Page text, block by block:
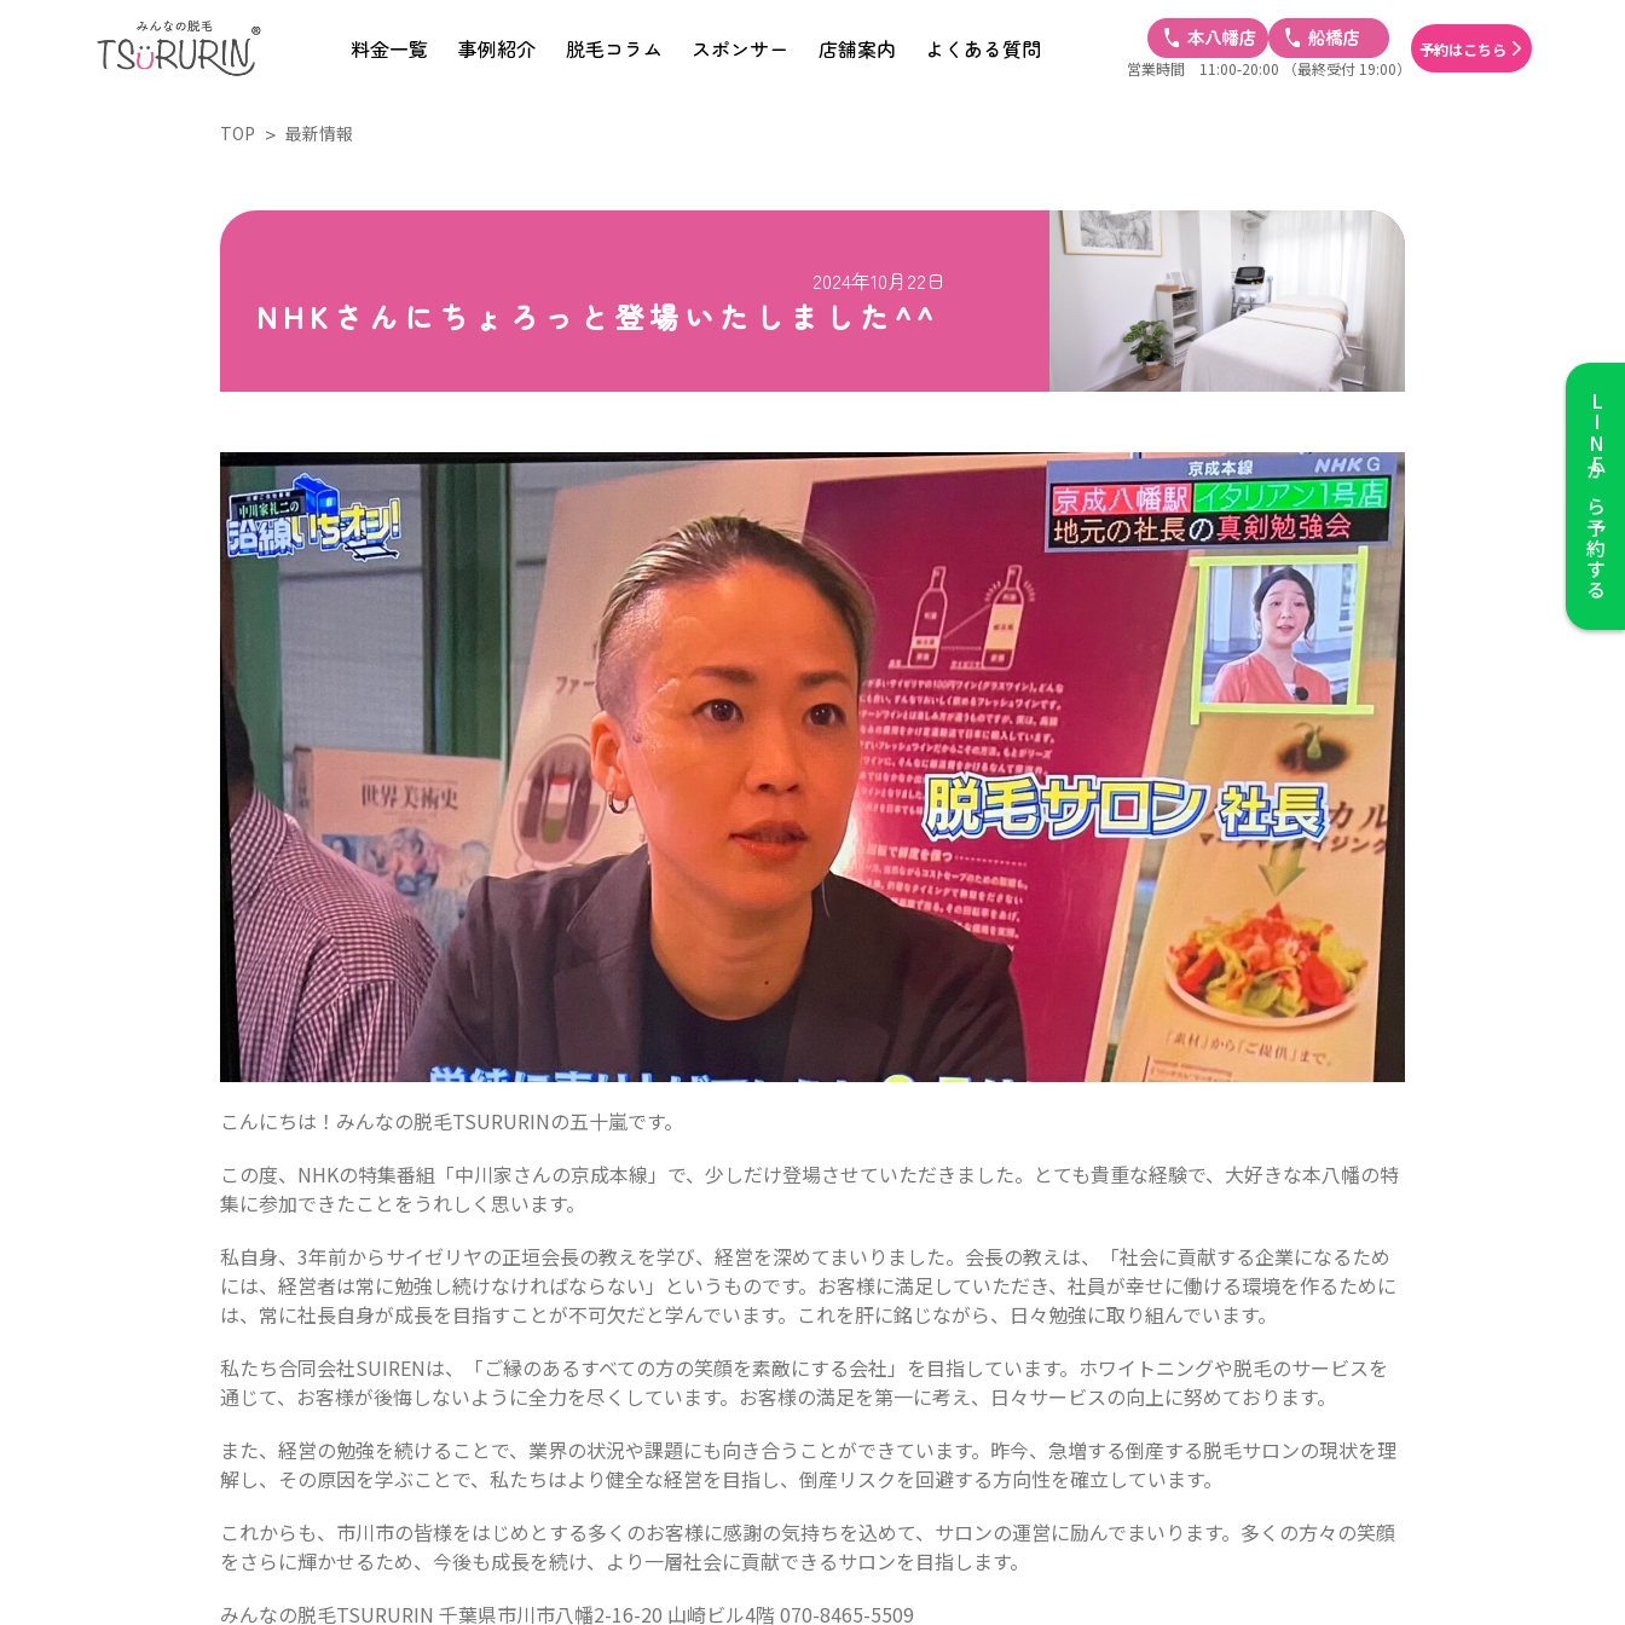
料金一覧 事例紹介 脱毛コラム スポンサー 店舗案内 よくある質問
営業時間 11:00-20:00 （最終受付 19:00）
予約はこちら
LINE
から予約する
TOP 最新情報
2024年10月22日
NHKさんにちょろっと登場いたしました^^
こんにちは！みんなの脱毛TSURURINの五十嵐です。
この度、NHKの特集番組「中川家さんの京成本線」で、少しだけ登場させていただきました。とても貴重な経験で、大好きな本八幡の特
集に参加できたことをうれしく思います。
私自身、3年前からサイゼリヤの正垣会長の教えを学び、経営を深めてまいりました。会長の教えは、「社会に貢献する企業になるため
には、経営者は常に勉強し続けなければならない」というものです。お客様に満足していただき、社員が幸せに働ける環境を作るために
は、常に社長自身が成長を目指すことが不可欠だと学んでいます。これを肝に銘じながら、日々勉強に取り組んでいます。
私たち合同会社SUIRENは、「ご縁のあるすべての方の笑顔を素敵にする会社」を目指しています。ホワイトニングや脱毛のサービスを
通じて、お客様が後悔しないように全力を尽くしています。お客様の満足を第一に考え、日々サービスの向上に努めております。
また、経営の勉強を続けることで、業界の状況や課題にも向き合うことができています。昨今、急増する倒産する脱毛サロンの現状を理
解し、その原因を学ぶことで、私たちはより健全な経営を目指し、倒産リスクを回避する方向性を確立しています。
これからも、市川市の皆様をはじめとする多くのお客様に感謝の気持ちを込めて、サロンの運営に励んでまいります。多くの方々の笑顔
をさらに輝かせるため、今後も成長を続け、より一層社会に貢献できるサロンを目指します。
みんなの脱毛TSURURIN 千葉県市川市八幡2-16-20 山崎ビル4階 070-8465-5509